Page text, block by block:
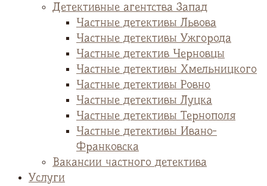
Детективные агентства Запад
Частные детективы Львова
Частные детективы Ужгорода
Частные детектив Черновцы
Частные детективы Хмельницкого
Частные детективы Ровно
Частные детективы Луцка
Частные детективы Тернополя
Частные детективы Ивано-
Франковска
Вакансии частного детектива
Услуги